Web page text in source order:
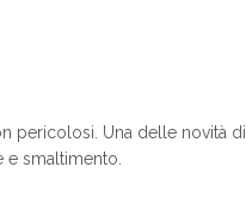
pericolosi. Una delle novità di
smaltimento.